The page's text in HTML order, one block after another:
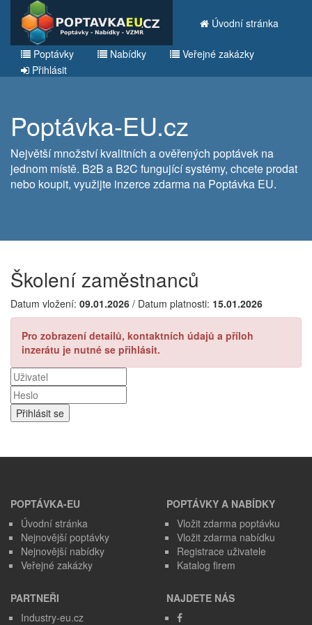
Úvodní stránka
Poptávky Nabídky
Veřejné zakázky
Přihlásit
Poptávka-EU.cz
Největší množství kvalitních a ověřených poptávek na
jednom místě. B2B a B2C fungující systémy, chcete prodat
nebo koupit, využijte inzerce zdarma na Poptávka EU.
Školení zaměstnanců
Datum vložení: 09.01.2026 / Datum platnosti: 15.01.2026
Pro zobrazení detailů, kontaktních údajů a příloh
inzerátu je nutné se přihlásit.
POPTÁVKA-EU
Úvodní stránka
Nejnovější poptávky
Nejnovější nabídky
Veřejné zakázky
POPTÁVKY A NABÍDKY
Vložit zdarma poptávku
Vložit zdarma nabídku
Registrace uživatele
Katalog firem
PARTNEŘI
Industry-eu.cz
NAJDETE NÁS